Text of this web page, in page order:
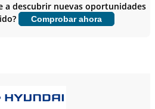
ahora
a descubrir nuevas oportunidades
Comprobar ahora